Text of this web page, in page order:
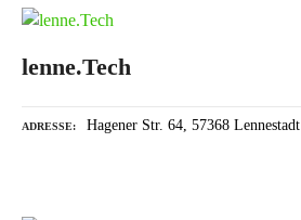
lenne.Tech
ADRESSE Hagener Str. 64, 57368 Lennestadt